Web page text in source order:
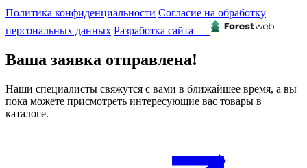
Политика конфиденциальности Согласие на обработку
персональных данных Разработка сайта —
Ваша заявка отправлена!
Наши специалисты свяжутся с вами в ближайшее время, а вы
пока можете присмотреть интересующие вас товары в
каталоге.